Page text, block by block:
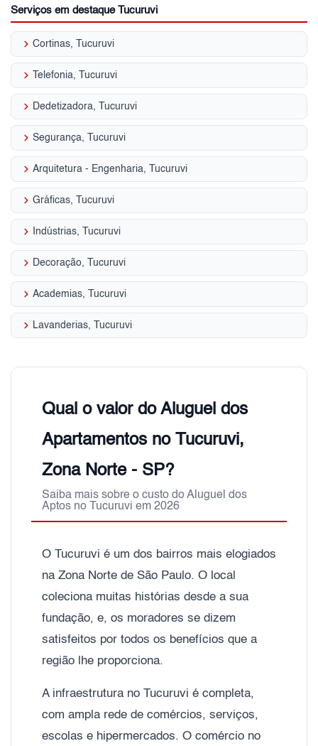
Serviços em destaque Tucuruvi
keyboard_arrow_right Cortinas, Tucuruvi
keyboard_arrow_right Telefonia, Tucuruvi
keyboard_arrow_right Dedetizadora, Tucuruvi
keyboard_arrow_right Segurança, Tucuruvi
keyboard_arrow_right Arquitetura - Engenharia, Tucuruvi
keyboard_arrow_right Gráficas, Tucuruvi
keyboard_arrow_right Indústrias, Tucuruvi
keyboard_arrow_right Decoração, Tucuruvi
keyboard_arrow_right Academias, Tucuruvi
keyboard_arrow_right Lavanderias, Tucuruvi
Qual o valor do Aluguel dos
Apartamentos no Tucuruvi,
Zona Norte - SP?
Saiba mais sobre o custo do Aluguel dos
Aptos no Tucuruvi em 2026
O Tucuruvi é um dos bairros mais elogiados
na Zona Norte de São Paulo. O local
coleciona muitas histórias desde a sua
fundação, e, os moradores se dizem
satisfeitos por todos os benefícios que a
região lhe proporciona.
A infraestrutura no Tucuruvi é completa,
com ampla rede de comércios, serviços,
escolas e hipermercados. O comércio no